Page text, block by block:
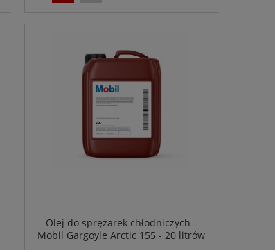
Olej do sprężarek chłodniczych -
Mobil Gargoyle Arctic 155 - 20 litrów